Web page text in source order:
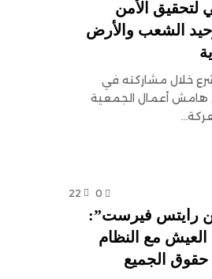
لتحقيق الأمن
الشعب والأرض
خلال مشاركته في
هامش أعمال الجمعية
0
22
رايتس فيرست”:
العيش مع النظام
الجميع